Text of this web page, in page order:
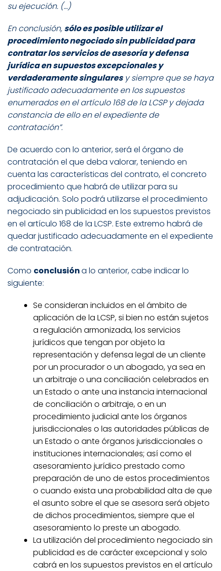
su ejecución. (…)
En conclusión, sólo es posible utilizar el
procedimiento negociado sin publicidad para
contratar los servicios de asesoría y defensa
jurídica en supuestos excepcionales y
verdaderamente singularesy siempre que se haya
justificado adecuadamente en los supuestos
enumerados en el artículo 168 de la LCSP y dejada
constancia de ello en el expediente de
contratación”.
De acuerdo con lo anterior, será el órgano de
contratación el que deba valorar, teniendo en
cuenta las características del contrato, el concreto
procedimiento que habrá de utilizar para su
adjudicación. Solo podrá utilizarse el procedimiento
negociado sin publicidad en los supuestos previstos
en el artículo 168 de la LCSP. Este extremo habrá de
quedar justificado adecuadamente en el expediente
de contratación.
Como conclusióna lo anterior, cabe indicar lo
siguiente:
Se consideran incluidos en el ámbito de
aplicación de la LCSP, si bien no están sujetos
a regulación armonizada, los servicios
jurídicos que tengan por objeto la
representación y defensa legal de un cliente
por un procurador o un abogado, ya sea en
un arbitraje o una conciliación celebrados en
un Estado o ante una instancia internacional
de conciliación o arbitraje, o en un
procedimiento judicial ante los órganos
jurisdiccionales o las autoridades públicas de
un Estado o ante órganos jurisdiccionales o
instituciones internacionales; así como el
asesoramiento jurídico prestado como
preparación de uno de estos procedimientos
o cuando exista una probabilidad alta de que
el asunto sobre el que se asesora será objeto
de dichos procedimientos, siempre que el
asesoramiento lo preste un abogado.
La utilización del procedimiento negociado sin
publicidad es de carácter excepcional y solo
cabrá en los supuestos previstos en el artículo